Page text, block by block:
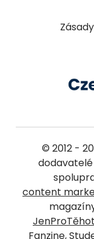
© 2012 -
content
Fanzine,